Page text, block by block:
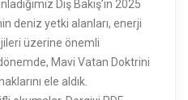
Dış Bakış’ın 2025
deniz yetki alanları, enerji
üzerine önemli
Mavi Vatan Doktrini
ele aldık.